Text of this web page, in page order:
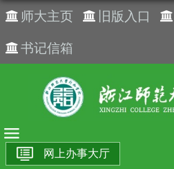
师大主页 旧版入口
书记信箱
网上办事大厅